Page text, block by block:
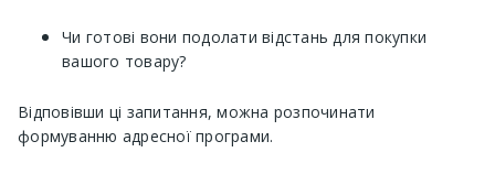
Чи готові вони подолати відстань для покупки
вашого товару?
Відповівши ці запитання, можна розпочинати
формуванню адресної програми.